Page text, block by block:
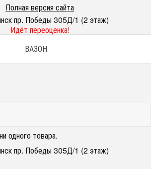
Полная версия сайта
пр. Победы 305Д/1 (2 этаж)
Идёт переоценка!
ВАЗОН
одного товара.
пр. Победы 305Д/1 (2 этаж)